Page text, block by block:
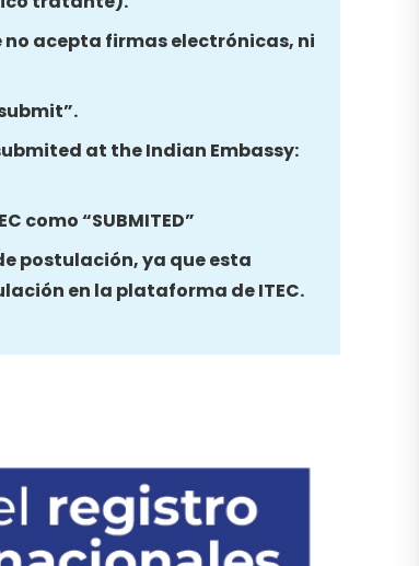
acepta firmas electrónicas, ni
at the Indian Embassy:
como “SUBMITED”
postulación, ya que esta
en la plataforma de ITEC.